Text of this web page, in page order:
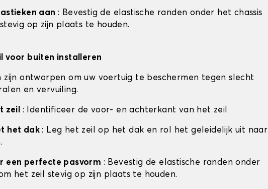
aan : Bevestig de elastische randen onder het chassis
op zijn plaats te houden.
voor buiten installeren
zijn ontworpen om uw voertuig te beschermen tegen slecht
en vervuiling.
zeil : Identificeer de voor- en achterkant van het zeil
het dak: Leg het zeil op het dak en rol het geleidelijk uit naar
een perfecte pasvorm : Bevestig de elastische randen onder
het zeil stevig op zijn plaats te houden.